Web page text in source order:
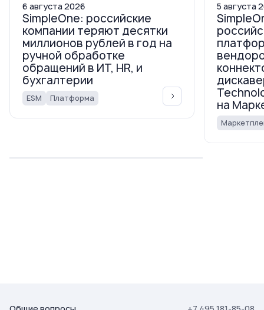
6 августа 2026
SimpleOne: российские
компании теряют десятки
миллионов рублей в год на
ручной обработке
обращений в ИТ, HR, и
бухгалтерии
ESM Платформа
5 августа
на